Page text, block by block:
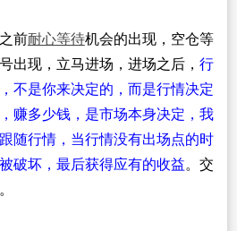
前耐心等待机会的出现，空仓等
出现，立马进场，进场之后， 行
不是你来决定的，而是行情决定
赚多少钱，是市场本身决定，我
随行情，当行情没有出场点的时
破坏，最后获得应有的收益。交